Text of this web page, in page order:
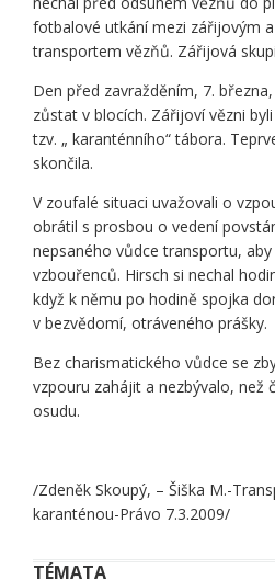
fotbalové utkání mezi zářijovým
transportem vězňů. Zářijová
Den před zavražděním, 7.
zůstat v blocích. Zářijoví vězni
tzv. „ karanténního“ tábora.
skončila.
V zoufalé situaci uvažovali o
obrátil s prosbou o vedení
nepsaného vůdce transportu,
vzbouřenců. Hirsch si nechal
když k němu po hodině spojka
v bezvědomí, otráveného prášky.
Bez charismatického vůdce se
vzpouru zahájit a nezbývalo, než
osudu.
/Zdeněk Skoupý, – Šiška M.-
karanténou-Právo 7.3.2009/
TÉMATA